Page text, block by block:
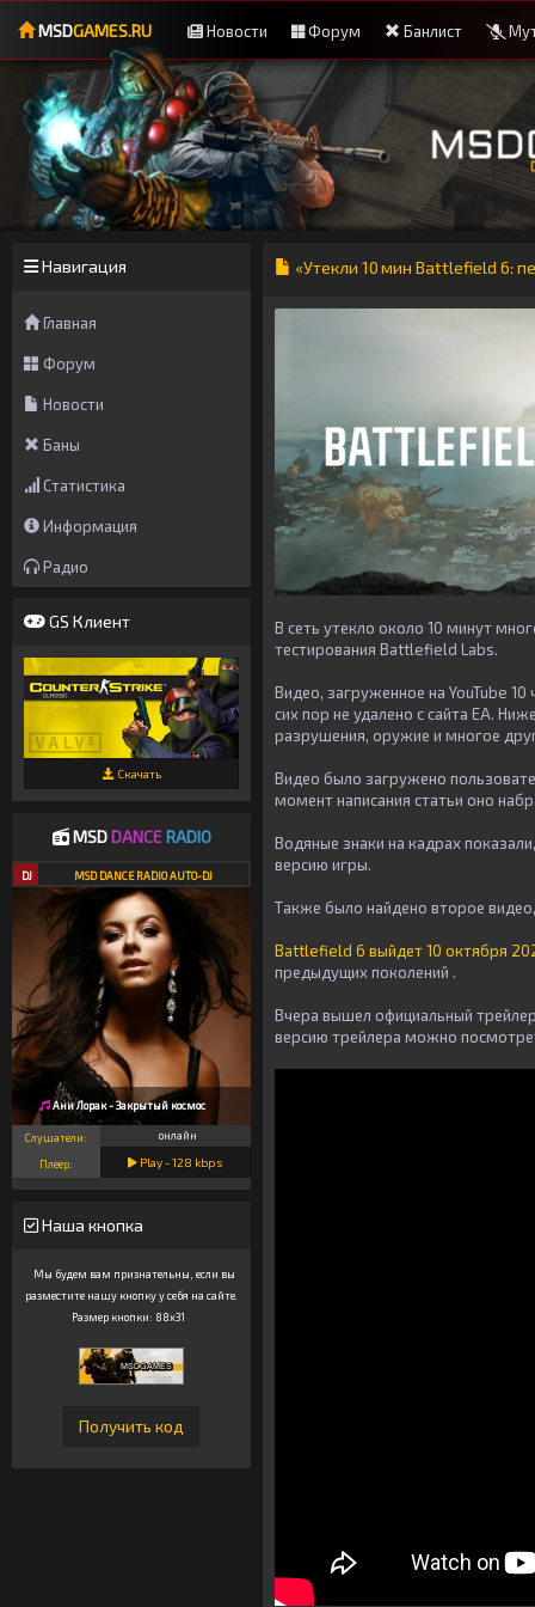
MSDGAMES.RU Новости Форум Банлист
Навигация
Главная
Форум
Новости
Баны
Статистика
Информация
Радио
GS Клиент
Скачать
MSDDANCE RADIO
DJ MSD DANCE RADIO AUTO-DJ
Ани Лорак - Закрытый космос
Слушатели: онлайн
Плеер: Play -128 kbps
Наша кнопка
Мы будем вам признательны, если вы
разместите нашу кнопку у себя на сайте.
Размер кнопки: 88x31
«Утекли 10 мин Battlefield 6:
В сеть утекло около 10 минут
тестирования Battlefield Labs.
Видео, загруженное на YouTube
сих пор не удалено с сайта EA.
разрушения, оружие и многое
Видео было загружено
момент написания статьи оно
Водяные знаки на кадрах
версию игры.
Также было найдено второе
Battlefield 6 выйдет 10 октября
предыдущих поколений .
Вчера вышел официальный
версию трейлера можно